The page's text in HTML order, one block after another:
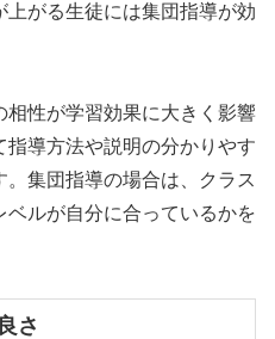
がる生徒には集団指導が効
相性が学習効果に大きく影響
導方法や説明の分かりやす
集団指導の場合は、クラス
ルが自分に合っているかを
さ